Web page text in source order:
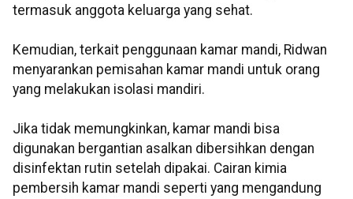
termasuk anggota keluarga yang sehat.
Kemudian, terkait penggunaan kamar mandi, Ridwan
menyarankan pemisahan kamar mandi untuk orang
yang melakukan isolasi mandiri.
Jika tidak memungkinkan, kamar mandi bisa
digunakan bergantian asalkan dibersihkan dengan
disinfektan rutin setelah dipakai. Cairan kimia
pembersih kamar mandi seperti yang mengandung